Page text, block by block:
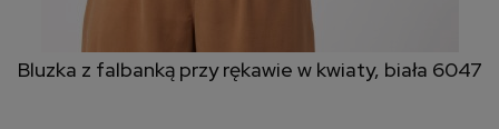
Bluzka z falbanką przy rękawie w kwiaty, biała 6047